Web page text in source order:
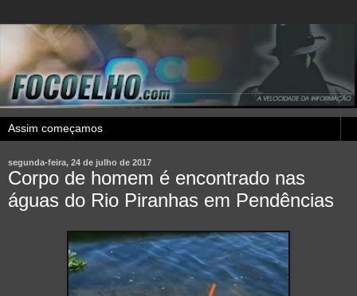
segunda-feira, 24 de julho de 2017
Corpo de homem é encontrado nas
águas do Rio Piranhas em Pendências